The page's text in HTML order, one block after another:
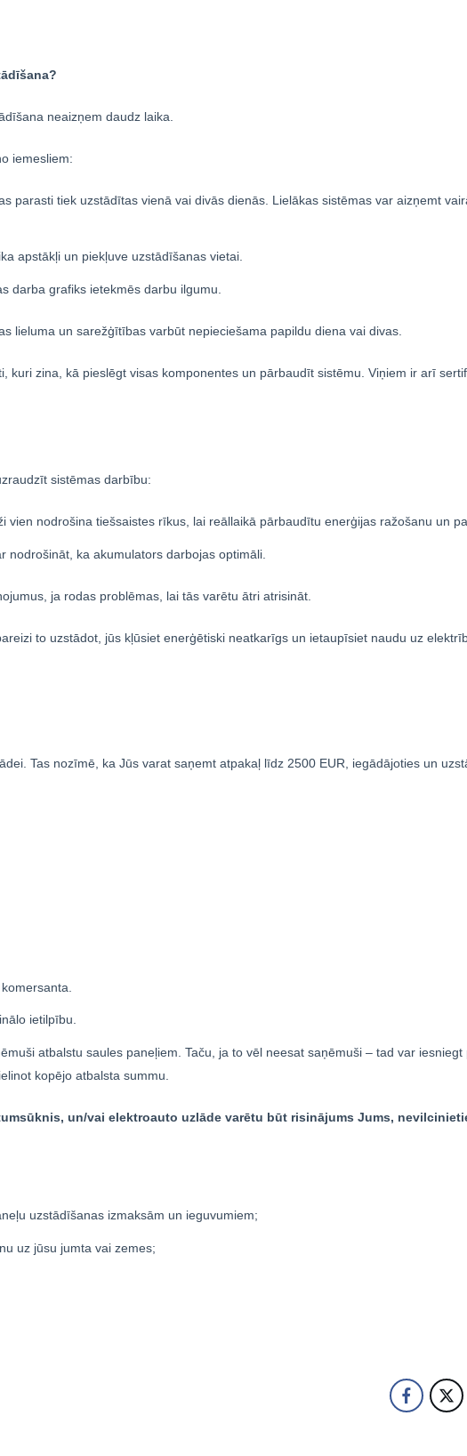
neaizņem daudz laika.
iemesliem:
parasti tiek uzstādītas vienā vai divās dienās. Lielākas sistēmas var aizņemt
apstākļi un piekļuve uzstādīšanas vietai.
darba grafiks ietekmēs darbu ilgumu.
lieluma un sarežģītības varbūt nepieciešama papildu diena vai divas.
kuri zina, kā pieslēgt visas komponentes un pārbaudīt sistēmu. Viņiem ir arī
sistēmas darbību:
vien nodrošina tiešsaistes rīkus, lai reāllaikā pārbaudītu enerģijas ražošanu un
ka akumulators darbojas optimāli.
ja rodas problēmas, lai tās varētu ātri atrisināt.
to uzstādot, jūs kļūsiet enerģētiski neatkarīgs un ietaupīsiet naudu uz
Tas nozīmē, ka Jūs varat saņemt atpakaļ līdz 2500 EUR, iegādājoties un
ietilpību.
atbalstu saules paneļiem. Taču, ja to vēl neesat saņēmuši – tad var iesniegt
kopējo atbalsta summu.
un/vai elektroauto uzlāde varētu būt risinājums Jums,
uzstādīšanas izmaksām un ieguvumiem;
uz jūsu jumta vai zemes;